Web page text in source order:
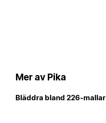
Mer av Pika
Bläddra bland 226-mallar